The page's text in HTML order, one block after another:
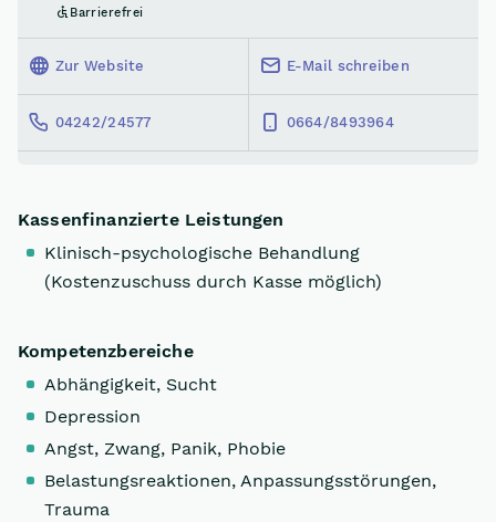
Barrierefrei
Zur Website E-Mail schreiben
04242/24577 0664/8493964
Kassenfinanzierte Leistungen
Klinisch-psychologische Behandlung
(Kostenzuschuss durch Kasse möglich)
Kompetenzbereiche
Abhängigkeit, Sucht
Depression
Angst, Zwang, Panik, Phobie
Belastungsreaktionen, Anpassungsstörungen,
Trauma